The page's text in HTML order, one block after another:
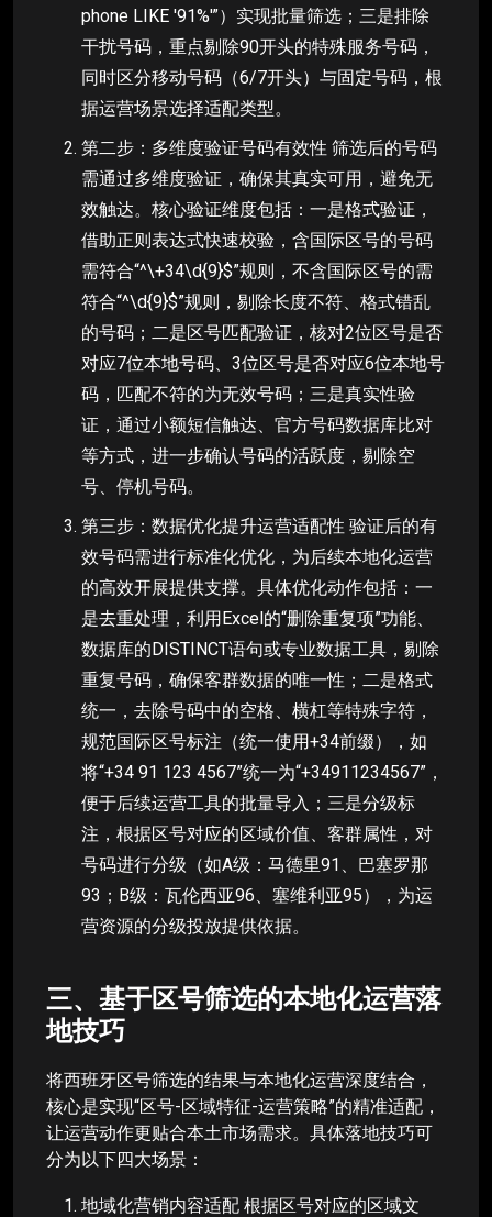
phone LIKE '91%'”）实现批量筛选；三是排除
干扰号码，重点剔除90开头的特殊服务号码，
同时区分移动号码（6/7开头）与固定号码，根
据运营场景选择适配类型。
第二步：多维度验证号码有效性 筛选后的号码
需通过多维度验证，确保其真实可用，避免无
效触达。核心验证维度包括：一是格式验证，
借助正则表达式快速校验，含国际区号的号码
需符合“^\+34\d{9}$”规则，不含国际区号的需
符合“^\d{9}$”规则，剔除长度不符、格式错乱
的号码；二是区号匹配验证，核对2位区号是否
对应7位本地号码、3位区号是否对应6位本地号
码，匹配不符的为无效号码；三是真实性验
证，通过小额短信触达、官方号码数据库比对
等方式，进一步确认号码的活跃度，剔除空
号、停机号码。
第三步：数据优化提升运营适配性 验证后的有
效号码需进行标准化优化，为后续本地化运营
的高效开展提供支撑。具体优化动作包括：一
是去重处理，利用Excel的“删除重复项”功能、
数据库的DISTINCT语句或专业数据工具，剔除
重复号码，确保客群数据的唯一性；二是格式
统一，去除号码中的空格、横杠等特殊字符，
规范国际区号标注（统一使用+34前缀），如
将“+34 91 123 4567”统一为“+34911234567”，
便于后续运营工具的批量导入；三是分级标
注，根据区号对应的区域价值、客群属性，对
号码进行分级（如A级：马德里91、巴塞罗那
93；B级：瓦伦西亚96、塞维利亚95），为运
营资源的分级投放提供依据。
三、基于区号筛选的本地化运营落
地技巧
将西班牙区号筛选的结果与本地化运营深度结合，
核心是实现“区号-区域特征-运营策略”的精准适配，
让运营动作更贴合本土市场需求。具体落地技巧可
分为以下四大场景：
地域化营销内容适配 根据区号对应的区域文